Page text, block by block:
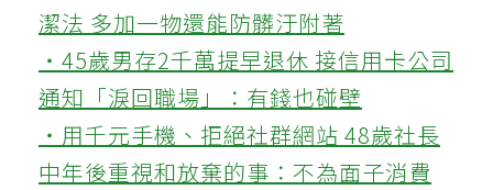
潔法 多加一物還能防髒汙附著
‧45歲男存2千萬提早退休 接信用卡公司
通知「淚回職場」：有錢也碰壁
‧用千元手機、拒絕社群網站 48歲社長
中年後重視和放棄的事：不為面子消費